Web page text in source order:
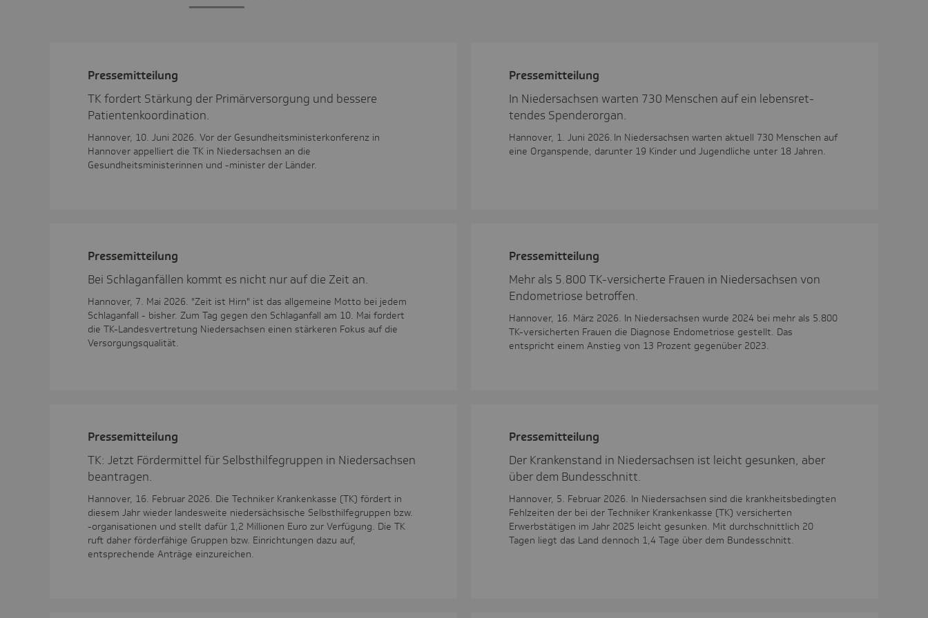
Pres­se­mit­tei­lung
TK fordert Stärkung der Primärversorgung und bessere
Patientenkoordination.
Hannover, 10. Juni 2026. Vor der Gesundheitsministerkonferenz in
Hannover appelliert die TK in Niedersachsen an die
Gesundheitsministerinnen und -minister der Länder.
Pres­se­mit­tei­lung
In Nieder­sachsen warten 730 Menschen auf ein lebens­ret­
tendes Spen­derorgan.
Hannover, 1. Juni 2026. In Niedersachsen warten aktuell 730 Menschen auf
eine Organspende, darunter 19 Kinder und Jugendliche unter 18 Jahren.
Pres­se­mit­tei­lung
Bei Schlaganfällen kommt es nicht nur auf die Zeit an.
Hannover, 7. Mai 2026. "Zeit ist Hirn" ist das allgemeine Motto bei jedem
Schlaganfall - bisher. Zum Tag gegen den Schlaganfall am 10. Mai fordert
die TK-Landesvertretung Niedersachsen einen stärkeren Fokus auf die
Versorgungsqualität.
Pres­se­mit­tei­lung
Mehr als 5.800 TK-versicherte Frauen in Niedersachsen von
Endometriose betroffen.
Hannover, 16. März 2026. In Niedersachsen wurde 2024 bei mehr als 5.800
TK-versicherten Frauen die Diagnose Endometriose gestellt. Das
entspricht einem Anstieg von 13 Prozent gegenüber 2023.
Pres­se­mit­tei­lung
TK: Jetzt Fördermittel für Selbsthilfegruppen in Niedersachsen
beantragen.
Hannover, 16. Februar 2026. Die Techniker Krankenkasse (TK) fördert in
diesem Jahr wieder landesweite niedersächsische Selbsthilfegruppen bzw.
-organisationen und stellt dafür 1,2 Millionen Euro zur Verfügung. Die TK
ruft daher förderfähige Gruppen bzw. Einrichtungen dazu auf,
entsprechende Anträge einzureichen.
Pres­se­mit­tei­lung
Der Krankenstand in Niedersachsen ist leicht gesunken, aber
über dem Bundesschnitt.
Hannover, 5. Februar 2026. In Niedersachsen sind die krankheitsbedingten
Fehlzeiten der bei der Techniker Krankenkasse (TK) versicherten
Erwerbstätigen im Jahr 2025 leicht gesunken. Mit durchschnittlich 20
Tagen liegt das Land dennoch 1,4 Tage über dem Bundesschnitt.